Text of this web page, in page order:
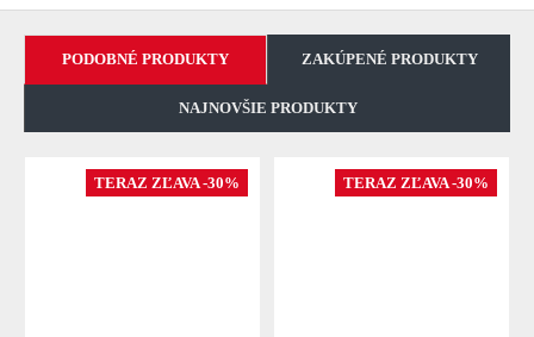
PODOBNÉ PRODUKTY ZAKÚPENÉ PRODUKTY
NAJNOVŠIE PRODUKTY
TERAZ ZĽAVA -30% TERAZ ZĽAVA -30%